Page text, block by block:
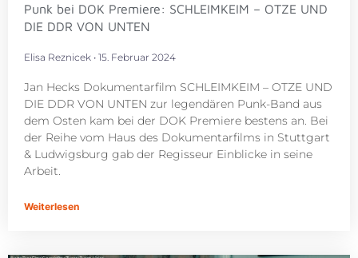
Punk bei DOK Premiere: SCHLEIMKEIM – OTZE UND
DIE DDR VON UNTEN
Elisa Reznicek 15. Februar 2024
Jan Hecks Dokumentarfilm SCHLEIMKEIM – OTZE UND
DIE DDR VON UNTEN zur legendären Punk-Band aus
dem Osten kam bei der DOK Premiere bestens an. Bei
der Reihe vom Haus des Dokumentarfilms in Stuttgart
& Ludwigsburg gab der Regisseur Einblicke in seine
Arbeit.
Weiterlesen